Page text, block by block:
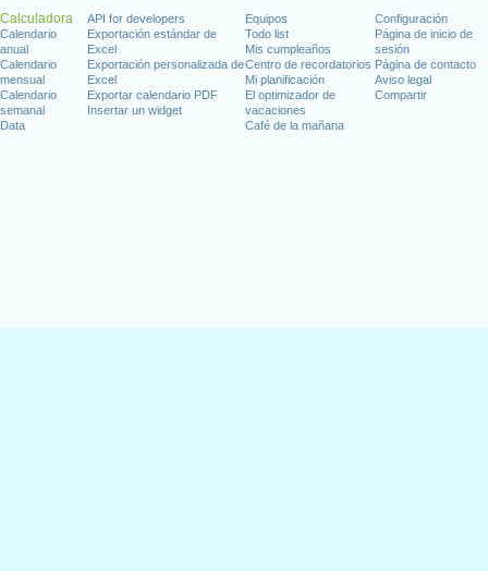
Calculadora
Calendario
anual
Calendario
mensual
Calendario
semanal
Data
API for developers
Exportación estándar de
Excel
Exportación personalizada de
Excel
Exportar calendario PDF
Insertar un widget
Equipos
Todo list
Mis cumpleaños
Centro de recordatorios
Mi planificación
El optimizador de
vacaciones
Café de la mañana
Configuración
Página de inicio de
sesión
Página de contacto
Aviso legal
Compartir